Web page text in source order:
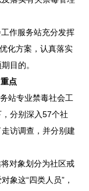
作服务站充分发挥
化方案，认真落实
目的。
点
站专业禁毒社会工
分别深入57个社
访调查，并分别建
对象划分为社区戒
象这“四类人员”，